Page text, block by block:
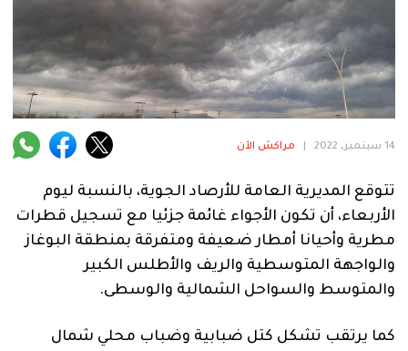
حوادث
دولية
المرأة
فنية
منوعة
آراء
14 سبتمبر، 2022 مراكش الآن
تتوقع المديرية العامة للأرصاد الجوية، بالنسبة ليوم
الأربعاء، أن تكون الأجواء غائمة جزئيا مع تسجيل قطرات
مطرية وأحيانا أمطار ضعيفة ومتفرقة بمنطقة البوغاز
والواجهة المتوسطية والريف والأطلس الكبير
والمتوسط والسواحل الشمالية والوسطى.
كما يرتقب تشكل كتل ضبابية وضباب محلي شمال